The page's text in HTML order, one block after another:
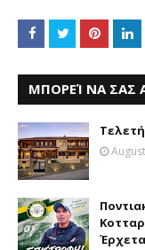
ΜΠΟΡΕΊ ΝΑ ΣΑΣ